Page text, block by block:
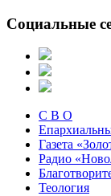
Социальные
С В О
Газета
Радио
Теология